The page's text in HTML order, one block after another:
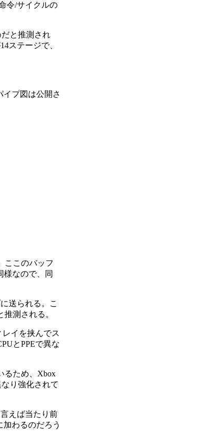
令/サイクルの
と推測され
ステージで、
イプ図は公開さ
ここのバッフ
様なので、同
送られる。こ
測される。
イを挟んでス
とPPEで異な
るため、Xbox
り強化されて
えば当たり前
わるのだろう